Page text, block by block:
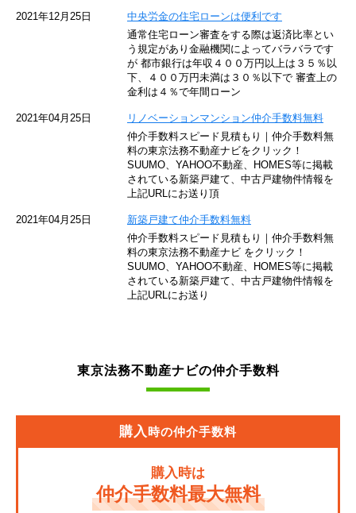
京王京王線
東京臨海高速鉄道
東急世田谷線
JR南武線
2021年12月25日
中央労金の住宅ローンは便利です
通常住宅ローン審査をする際は返済比率とい
う規定があり金融機関によってバラバラです
が 都市銀行は年収４００万円以上は３５％以
下、４００万円未満は３０％以下で 審査上の
金利は４％で年間ローン
2021年04月25日
リノベーションマンション仲介手数料無料
仲介手数料スピード見積もり｜仲介手数料無
料の東京法務不動産ナビをクリック！
SUUMO、YAHOO不動産、HOMES等に掲載
されている新築戸建て、中古戸建物件情報を
上記URLにお送り頂
2021年04月25日
新築戸建て仲介手数料無料
仲介手数料スピード見積もり｜仲介手数料無
料の東京法務不動産ナビ をクリック！
SUUMO、YAHOO不動産、HOMES等に掲載
されている新築戸建て、中古戸建物件情報を
上記URLにお送り
東京法務不動産ナビの仲介手数料
購入時の仲介手数料
購入時は
仲介手数料最大無料